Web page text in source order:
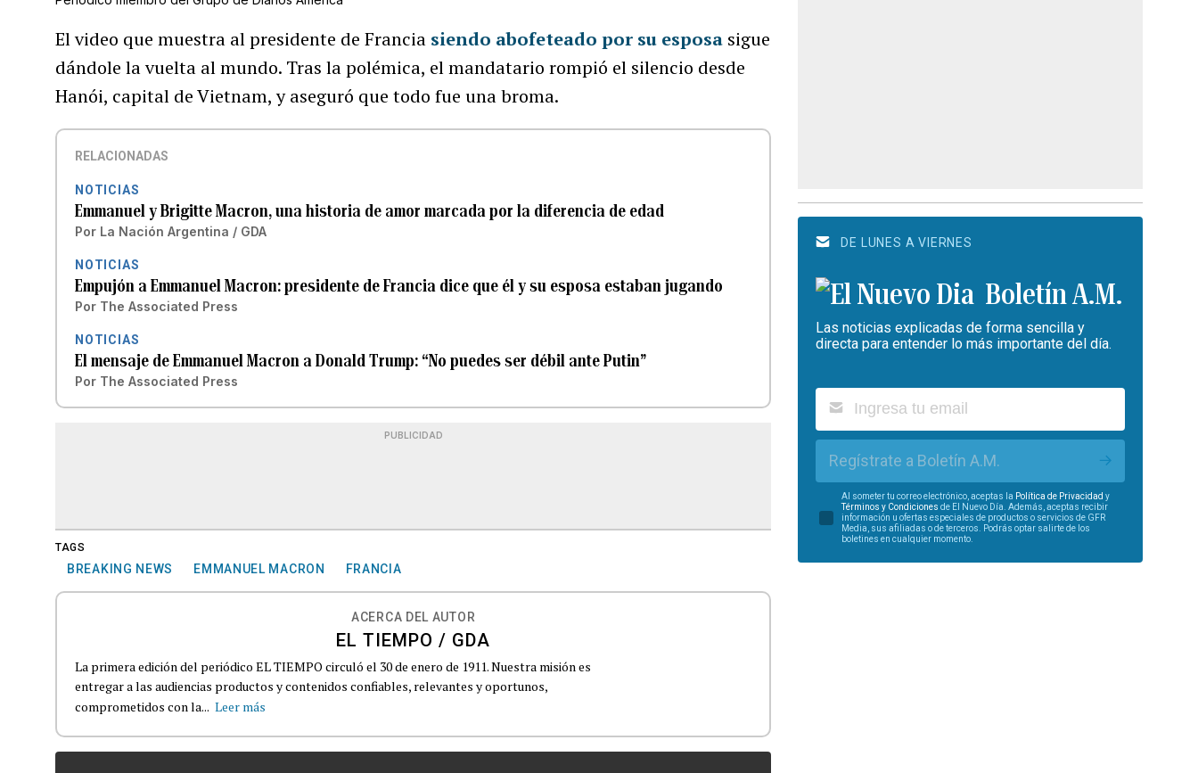
El video que muestra al presidente de Francia siendo abofeteado por su esposa sigue
dándole la vuelta al mundo. Tras la polémica, el mandatario rompió el silencio desde
Hanói, capital de Vietnam, y aseguró que todo fue una broma.
RELACIONADAS
NOTICIAS
Emmanuel y Brigitte Macron, una historia de amor marcada por la diferencia de edad
Por La Nación Argentina / GDA
NOTICIAS
Empujón a Emmanuel Macron: presidente de Francia dice que él y su esposa estaban jugando
Por The Associated Press
NOTICIAS
El mensaje de Emmanuel Macron a Donald Trump: “No puedes ser débil ante Putin”
Por The Associated Press
PUBLICIDAD
TAGS
BREAKING NEWS EMMANUEL MACRON FRANCIA
ACERCA DEL AUTOR
EL TIEMPO / GDA
La primera edición del periódico EL TIEMPO circuló el 30 de enero de 1911. Nuestra misión es
entregar a las audiencias productos y contenidos confiables, relevantes y oportunos,
comprometidos con la... Leer más
DE LUNES A VIERNES
Boletín A.M.
Las noticias explicadas de forma sencilla y
directa para entender lo más importante del día.
Regístrate a Boletín A.M.
Al someter tu correo electrónico, aceptas la Política de Privacidad y
Términos y Condiciones de El Nuevo Día. Además, aceptas recibir
información u ofertas especiales de productos o servicios de GFR
Media, sus afiliadas o de terceros. Podrás optar salirte de los
boletines en cualquier momento.